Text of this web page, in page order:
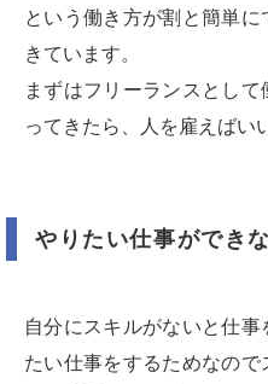
という働き方が割と簡単
きています。
まずはフリーランスとし
ってきたら、人を雇えばい
やりたい仕事ができ
自分にスキルがないと仕
たい仕事をするためなの